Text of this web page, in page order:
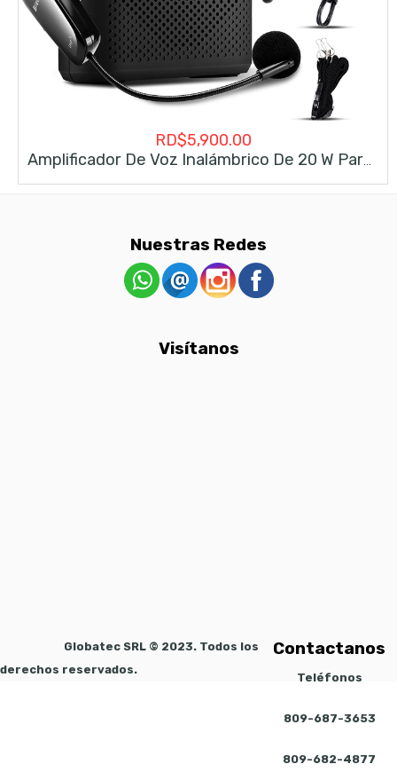
RD$5,900.00
Nuestras Redes
Visítanos
Contactanos
Teléfonos
809-687-3653
809-682-4877
Globatec SRL © 2023. Todos los
derechos reservados.